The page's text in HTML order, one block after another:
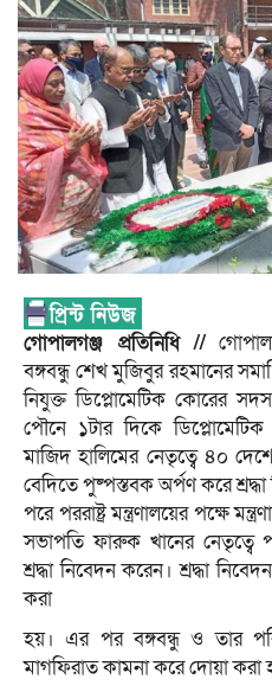
গোপালগঞ্জ প্রতিনিধি //
বঙ্গবন্ধু শেখ মুজিবুর রহমানের
নিযুক্ত ডিপ্লোমেটিক কোরের
পৌনে ১টার দিকে
মাজিদ হালিমের নেতৃত্বে ৪০
বেদিতে পুষ্পস্তবক অর্পণ করে
পরে পররাষ্ট্র মন্ত্রণালয়ের পক্ষে
সভাপতি ফারুক খানের নেতৃত্বে
শ্রদ্ধা নিবেদন করেন। শ্রদ্ধা
করা
হয়। এর পর বঙ্গবন্ধু ও তার
মাগফিরাত কামনা করে দোয়া করা